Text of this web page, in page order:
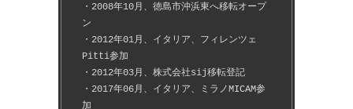
・2008年10月、徳島市沖浜東へ移転オープ
ン
・2012年01月、イタリア、フィレンツェ
Pitti参加
・2012年03月、株式会社sij移転登記
・2017年06月、イタリア、ミラノMICAM参
加